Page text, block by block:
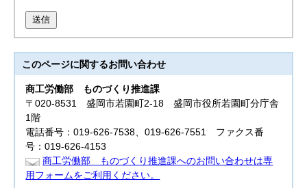
送信
このページに関するお問い合わせ
商工労働部
ものづくり推進課
〒020-8531 盛岡市若園町2-18 盛岡市役所若園町分庁舎
1階
電話番号：019-626-7538、019-626-7551 ファクス番
号：019-626-4153
商工労働部 ものづくり推進課へのお問い合わせは専
用フォームをご利用ください。